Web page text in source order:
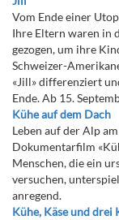
Vom Ende einer
Ihre Eltern waren in
gezogen, um ihre
Schweizer-
«Jill» differenziert
Ende. Ab 15.
Kühe auf dem Dach
Leben auf der Alp
Dokumentarfilm
Menschen, die ein
versuchen,
anregend.
Kühe, Käse und drei